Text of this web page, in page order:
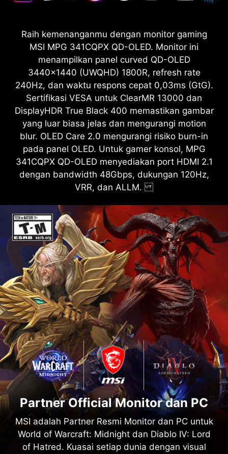
Raih kemenanganmu dengan monitor gaming
MSI MPG 341CQPX QD-OLED. Monitor ini
menampilkan panel curved QD-OLED
3440x1440 (UWQHD) 1800R, refresh rate
240Hz, dan waktu respons cepat 0,03ms (GtG).
Sertifikasi VESA untuk ClearMR 13000 dan
DisplayHDR True Black 400 memastikan gambar
yang luar biasa jelas dan mengurangi motion
blur. OLED Care 2.0 mengurangi risiko burn-in
pada panel OLED. Untuk gamer konsol, MPG
341CQPX QD-OLED menyediakan port HDMI 2.1
dengan bandwidth 48Gbps, dukungan 120Hz,
VRR, dan ALLM.
Partner Official Monitor dan PC
MSI adalah Partner Resmi Monitor dan PC untuk
World of Warcraft: Midnight dan Diablo IV: Lord
of Hatred. Kuasai setiap dunia dengan visual